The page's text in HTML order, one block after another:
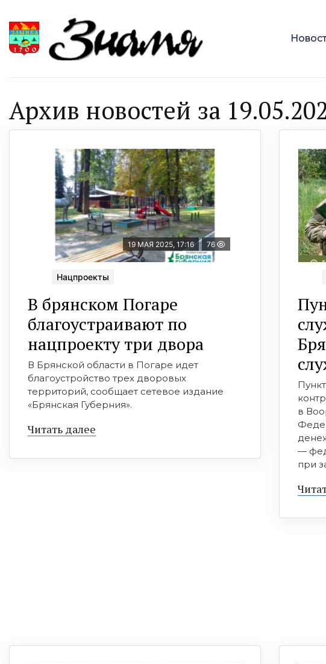
Архив новостей за
19 МАЯ 2025, 17:16 76
Нацпроекты
В брянском Погаре
благоустраивают по
нацпроекту три двора
В Брянской области в Погаре идет
благоустройство трех дворовых
территорий, сообщает сетевое издание
«Брянская Губерния».
Читать далее
в
—
при